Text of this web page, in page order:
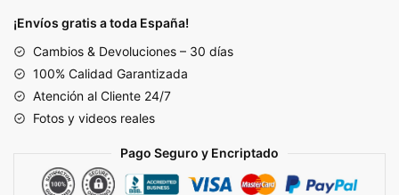
'DUSTY
cantidad
¡Envíos gratis a toda España!
Cambios & Devoluciones – 30 días
100% Calidad Garantizada
Atención al Cliente 24/7
Fotos y videos reales
Pago Seguro y Encriptado